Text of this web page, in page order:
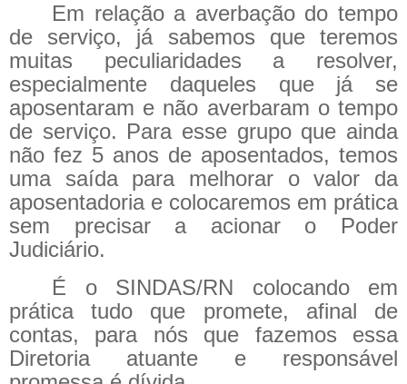
Em relação a averbação do tempo
de serviço, já sabemos que teremos
muitas peculiaridades a resolver,
especialmente daqueles que já se
aposentaram e não averbaram o tempo
de serviço. Para esse grupo que ainda
não fez 5 anos de aposentados, temos
uma saída para melhorar o valor da
aposentadoria e colocaremos em prática
sem precisar a acionar o Poder
Judiciário.
É o SINDAS/RN colocando em
prática tudo que promete, afinal de
contas, para nós que fazemos essa
Diretoria atuante e responsável